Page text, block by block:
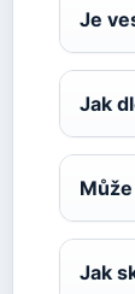
Je
Jak
Jak